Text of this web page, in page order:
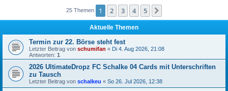
h
e
25 Themen 1 2 3 4 5
Aktuelle Themen
Termin zur 22. Börse steht fest
Letzter Beitrag von schumifan « Di 4. Aug 2026, 21:08
Antworten: 1
2026 UltimateDropz FC Schalke 04 Cards mit Unterschriften
zu Tausch
Letzter Beitrag von schalkeu « So 26. Jul 2026, 12:38